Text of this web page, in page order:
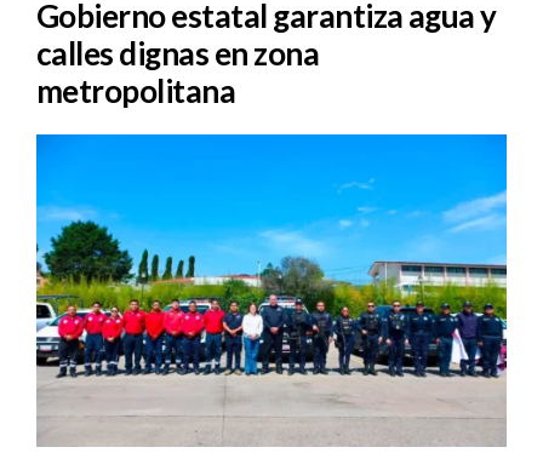
Gobierno estatal garantiza agua y
calles dignas en zona
metropolitana